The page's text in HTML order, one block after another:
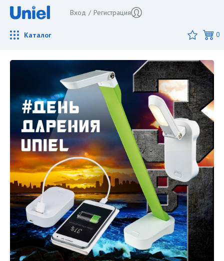
Вход / Регистрация
Каталог 0